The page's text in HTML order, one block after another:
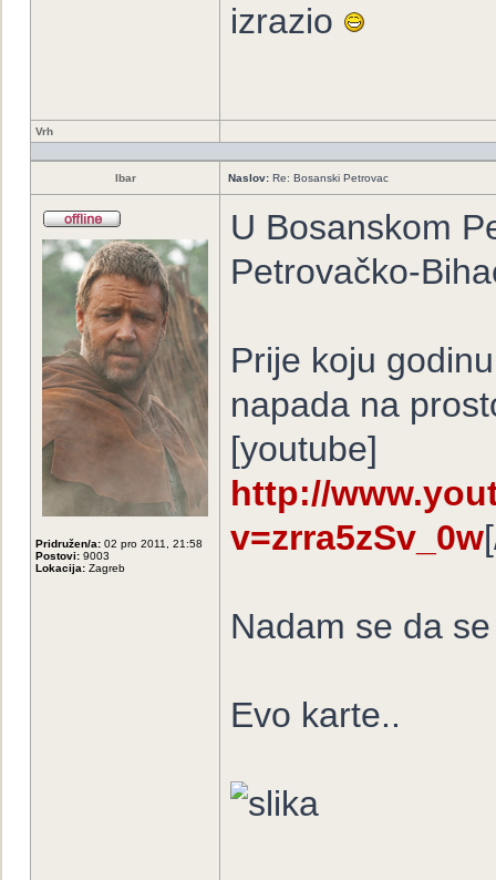
izrazio
Vrh
Ibar Naslov: Re: Bosanski Petrovac
Pridružen/a: 02 pro 2011, 21:58
Postovi: 9003
Lokacija: Zagreb
U Bosanskom
Petrovačko-
Prije koju
napada na
[youtube]
http://
v=zrra5zSv_0w
Nadam se da
Evo karte..